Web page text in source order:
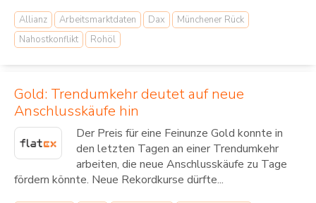
Allianz Arbeitsmarktdaten Dax
Münchener Rück
Nahostkonflikt
Rohöl
Gold: Trendumkehr deutet auf neue
Anschlusskäufe hin
Der Preis für eine Feinunze Gold konnte in
den letzten Tagen an einer Trendumkehr
arbeiten, die neue Anschlusskäufe zu Tage
fördern könnte. Neue Rekordkurse dürfte...